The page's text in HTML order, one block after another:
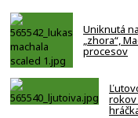
Uniknutá
„zhora“,
procesov
rokov